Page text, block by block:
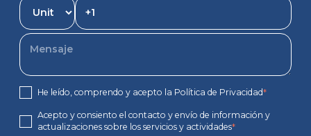
He leído, comprendo y acepto la Política de Privacidad*
Acepto y consiento el contacto y envío de información y
actualizaciones sobre los servicios y actividades*